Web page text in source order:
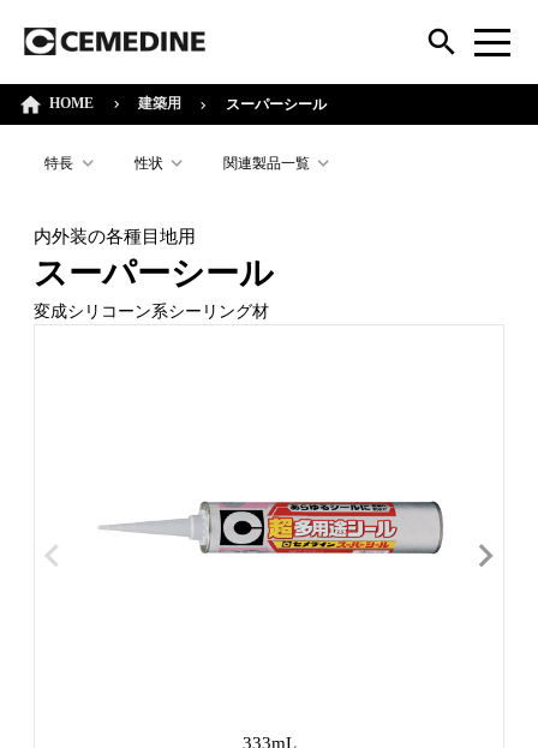
HOME 建築用 スーパーシール
特長 性状 関連製品一覧
内外装の各種目地用
スーパーシール
変成シリコーン系シーリング材
333mL